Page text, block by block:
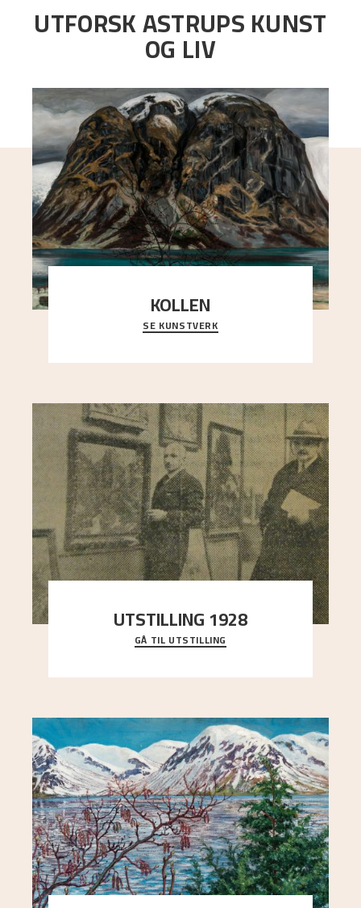
UTFORSK ASTRUPS KUNST
OG LIV
KOLLEN
Et ruvende fjell dominerer bildeflaten, og står i
sterk kontrast til det spinkle rognetreet ute
SE KUNSTVERK
UTSTILLING 1928
Då Astrup døydde i 1928, tok vennene Moritz
Kaland og Simon Thorbjørnsen initiativ til å
GÅ TIL UTSTILLING